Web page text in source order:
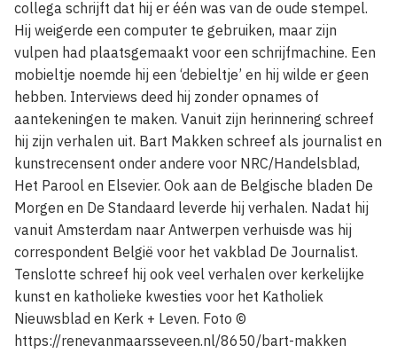
collega schrijft dat hij er één was van de oude stempel.
Hij weigerde een computer te gebruiken, maar zijn
vulpen had plaatsgemaakt voor een schrijfmachine. Een
mobieltje noemde hij een ‘debieltje’ en hij wilde er geen
hebben. Interviews deed hij zonder opnames of
aantekeningen te maken. Vanuit zijn herinnering schreef
hij zijn verhalen uit. Bart Makken schreef als journalist en
kunstrecensent onder andere voor NRC/Handelsblad,
Het Parool en Elsevier. Ook aan de Belgische bladen De
Morgen en De Standaard leverde hij verhalen. Nadat hij
vanuit Amsterdam naar Antwerpen verhuisde was hij
correspondent België voor het vakblad De Journalist.
Tenslotte schreef hij ook veel verhalen over kerkelijke
kunst en katholieke kwesties voor het Katholiek
Nieuwsblad en Kerk + Leven. Foto ©
https://renevanmaarsseveen.nl/8650/bart-makken